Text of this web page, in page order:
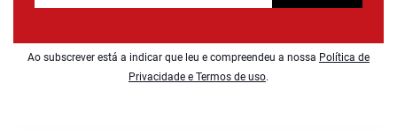
Ao subscrever está a indicar que leu e compreendeu a nossa Política de
Privacidade e Termos de uso.